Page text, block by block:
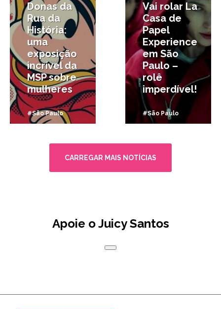
Donas da
Rua da
História:
uma
exposição
incrível da
MSP sobre
mulheres
#São Paulo
Vai rolar La
Casa de
Papel
Experience
em São
Paulo –
rolê
imperdível!
#São Paulo
CARREGAR MAIS NOTÍCIAS
Apoie o Juicy Santos